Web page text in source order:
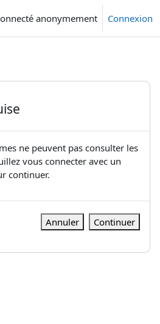
anonymement Connexion
ne peuvent pas consulter les
vous connecter avec un
continuer.
Annuler Continuer